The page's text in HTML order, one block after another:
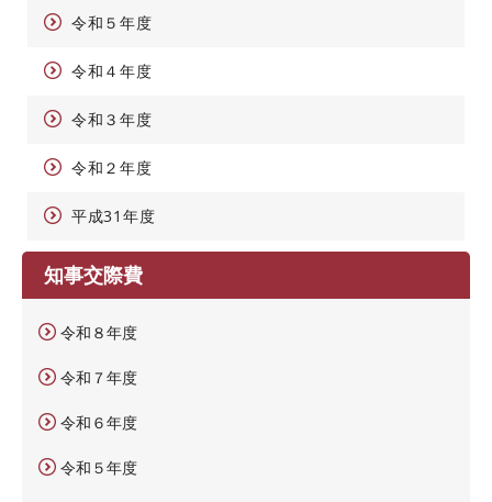
令和５年度
令和４年度
令和３年度
令和２年度
平成31年度
知事交際費
令和８年度
令和７年度
令和６年度
令和５年度